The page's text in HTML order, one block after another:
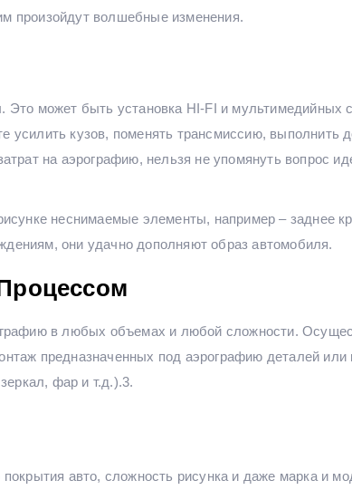
произойдут волшебные изменения.
может быть установка НІ-FI и мультимедийных
кузов, поменять трансмиссию, выполнить
на аэрографию, нельзя не упомянуть вопрос
неснимаемые элементы, например – заднее
они удачно дополняют образ автомобиля.
в любых объемах и любой сложности.
предназначенных под аэрографию деталей или
фар и т.д.).3.
авто, сложность рисунка и даже марка и